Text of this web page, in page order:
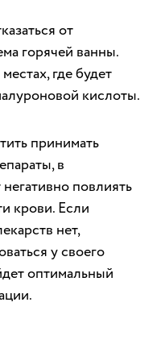
от
горячей ванны.
где будет
кислоты.
принимать
в
повлиять
крови. Если
нет,
у своего
оптимальный